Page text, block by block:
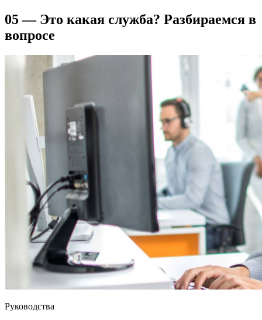
05 — Это какая служба? Разбираемся в
вопросе
Руководства